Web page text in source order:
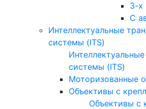
3-х
С
Интеллектуальные
системы (ITS)
системы (ITS)
Моторизованные
Объективы с
Объективы с